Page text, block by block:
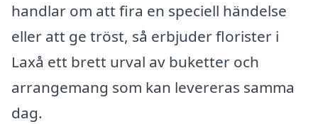
handlar om att fira en speciell händelse
eller att ge tröst, så erbjuder florister i
Laxå ett brett urval av buketter och
arrangemang som kan levereras samma
dag.